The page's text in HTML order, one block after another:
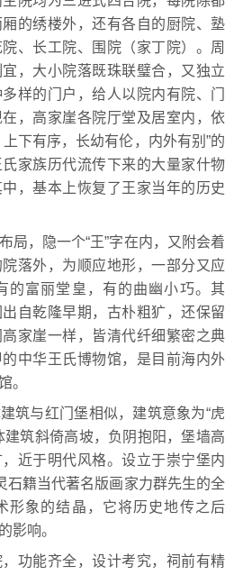
的绣楼外，还有各自的厨院、塾
、长工院、围院（家丁院）。周
，大小院落既珠联璧合，又独立
样的门户，给人以院内有院、门
，高家崖各院厅堂及居室内，依
下有序，长幼有伦，内外有别”的
家族历代流传下来的大量家什物
，基本上恢复了王家当年的历史
，隐一个“王”字在内，又附会着
落外，为顺应地形，一部分又应
的富丽堂皇，有的曲幽小巧。其
自乾隆早期，古朴粗犷，还保留
家崖一样，皆清代纤细繁密之典
中华王氏博物馆，是目前海内外
。
与红门堡相似，建筑意象为“虎
建筑斜倚高坡，负阴抱阳，堡墙高
近于明代风格。设立于崇宁堡内
石籍当代著名版画家力群先生的全
形象的结晶，它将历史地传之后
影响。
能齐全，设计考究，祠前有精